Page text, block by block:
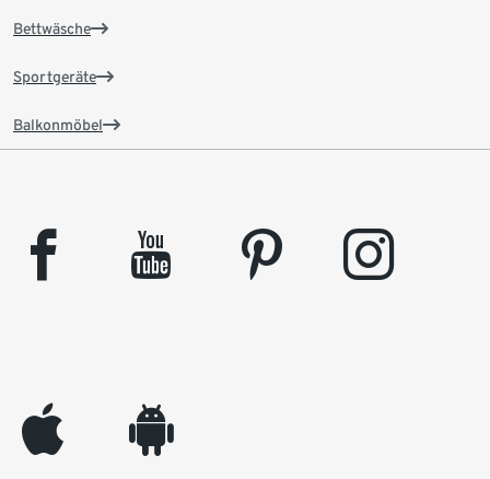
Bettwäsche
Sportgeräte
Balkonmöbel
facebook youtube pinterest instagram
appleinc android